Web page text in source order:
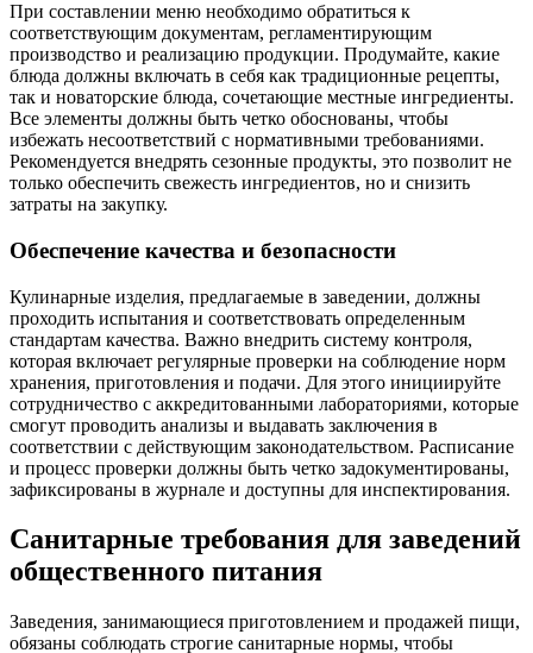
При составлении меню необходимо обратиться к
соответствующим документам, регламентирующим
производство и реализацию продукции. Продумайте, какие
блюда должны включать в себя как традиционные рецепты,
так и новаторские блюда, сочетающие местные ингредиенты.
Все элементы должны быть четко обоснованы, чтобы
избежать несоответствий с нормативными требованиями.
Рекомендуется внедрять сезонные продукты, это позволит не
только обеспечить свежесть ингредиентов, но и снизить
затраты на закупку.
Обеспечение качества и безопасности
Кулинарные изделия, предлагаемые в заведении, должны
проходить испытания и соответствовать определенным
стандартам качества. Важно внедрить систему контроля,
которая включает регулярные проверки на соблюдение норм
хранения, приготовления и подачи. Для этого инициируйте
сотрудничество с аккредитованными лабораториями, которые
смогут проводить анализы и выдавать заключения в
соответствии с действующим законодательством. Расписание
и процесс проверки должны быть четко задокументированы,
зафиксированы в журнале и доступны для инспектирования.
Санитарные требования для заведений
общественного питания
Заведения, занимающиеся приготовлением и продажей пищи,
обязаны соблюдать строгие санитарные нормы, чтобы